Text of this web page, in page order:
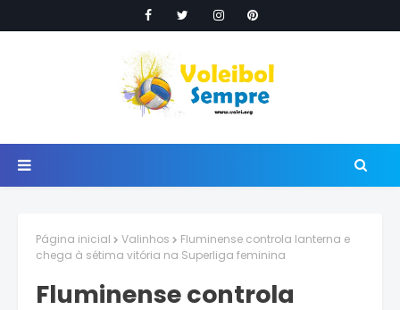
Página inicial Valinhos
Fluminense controla lanterna e
chega à sétima vitória na Superliga feminina
Fluminense controla